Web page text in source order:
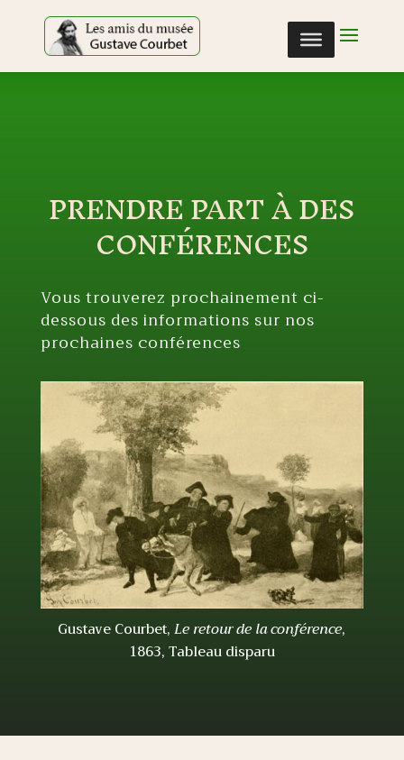
PRENDRE PART À DES
CONFÉRENCES
Vous trouverez prochainement ci-
dessous des informations sur nos
prochaines conférences
Gustave Courbet,Le retour de la conférence,
1863, Tableau disparu